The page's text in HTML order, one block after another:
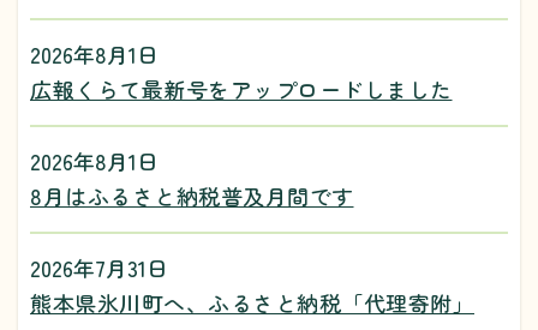
2026年8月1日
広報くらて最新号をアップロードしました
2026年8月1日
8月はふるさと納税普及月間です
2026年7月31日
熊本県氷川町へ、ふるさと納税「代理寄附」